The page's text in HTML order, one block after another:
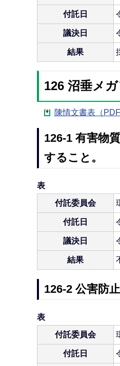
付託日
議決日
結果
126 沼垂メ
陳情文書表（
126-1 有害物
すること。
表
付託委員会
付託日
議決日
結果
126-2 公害防
表
付託委員会
付託日